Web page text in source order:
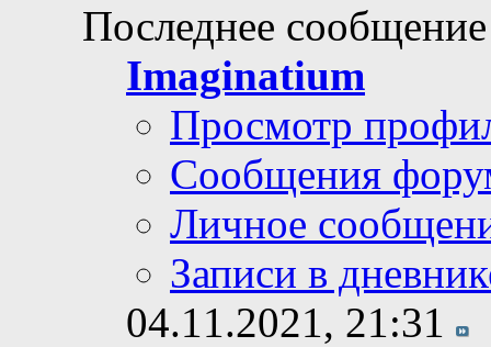
Последнее
Imaginatium
Просмотр
Сообщения
Личное
Записи в
04.11.2021, 21:31